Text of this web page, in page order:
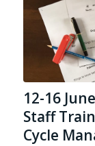
12-16
Staff
Cycle